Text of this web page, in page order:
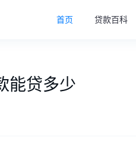
首页 贷款百科
能贷多少